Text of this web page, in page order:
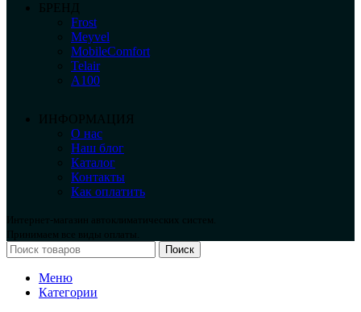
БРЕНД
Frost
Meyvel
MobileComfort
Telair
А100
ИНФОРМАЦИЯ
О нас
Наш блог
Каталог
Контакты
Как оплатить
Интернет-магазин автоклиматических систем.
Принимаем все виды оплаты.
Поиск
Меню
Категории